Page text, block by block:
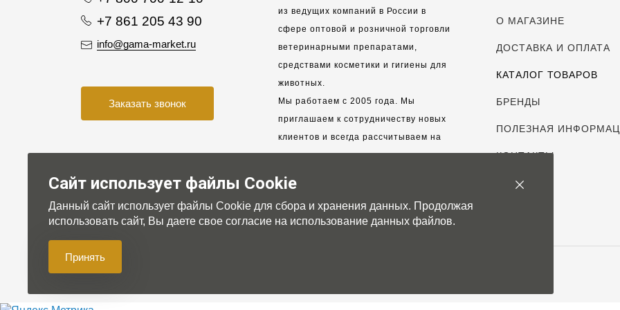
+7 861 205 43 90
info@gama-market.ru
Заказать звонок
из ведущих компаний в России в
сфере оптовой и розничной торговли
ветеринарными препаратами,
средствами косметики и гигиены для
животных.
Мы работаем с 2005 года. Мы
приглашаем к сотрудничеству новых
клиентов и всегда рассчитываем на
взаимовыгодные, долгосрочные
Для нас дорог каждый клиент!
О МАГАЗИНЕ
ДОСТАВКА И ОПЛАТА
КАТАЛОГ ТОВАРОВ
БРЕНДЫ
ПОЛЕЗНАЯ
КОНТАКТЫ
© 2007-2026 Gama-market LTD
Сайт использует файлы Cookie
Данный сайт использует файлы Cookie для сбора и хранения данных. Продолжая
использовать сайт, Вы даете свое согласие на использование данных файлов.
Принять